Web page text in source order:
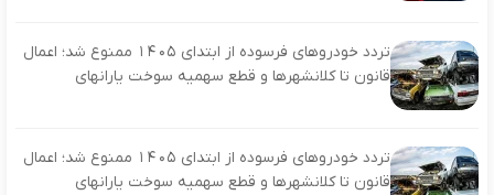
تردد خودروهای فرسوده از ابتدای ۱۴۰۵ ممنوع شد؛ اعمال
قانون تا کلانشهرها و قطع سهمیه سوخت یارانهای
تردد خودروهای فرسوده از ابتدای ۱۴۰۵ ممنوع شد؛ اعمال
قانون تا کلانشهرها و قطع سهمیه سوخت یارانهای